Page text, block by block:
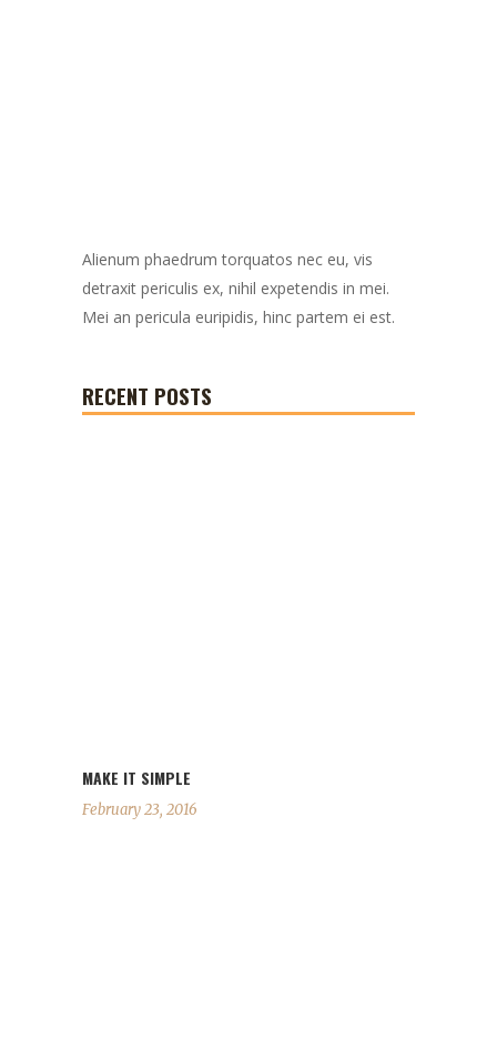
Alienum phaedrum torquatos nec eu, vis
detraxit periculis ex, nihil expetendis in mei.
Mei an pericula euripidis, hinc partem ei est.
RECENT POSTS
MAKE IT SIMPLE
February 23, 2016